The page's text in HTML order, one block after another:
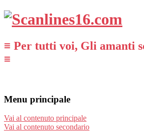
≡ Per tutti voi, Gli amanti
≡
Menu principale
Vai al contenuto principale
Vai al contenuto secondario